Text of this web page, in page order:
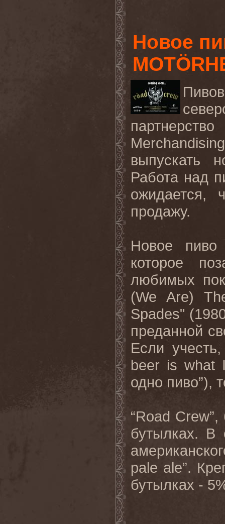
Новое
Merchandising
выпускать
Работа над
ожидается,
продажу.
Новое пиво
которое
любимых
(We Are)
Spades"
преданной
Если
beer is what
одно пиво”),
“Road Crew”,
бутылках. В
pale ale”.
бутылках -